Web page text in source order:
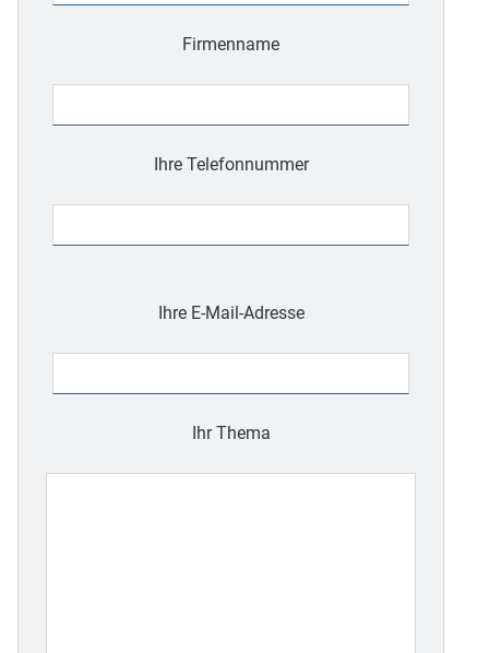
Firmenname
Ihre Telefonnummer
leer.
Ihre E-Mail-Adresse
Ihr Thema